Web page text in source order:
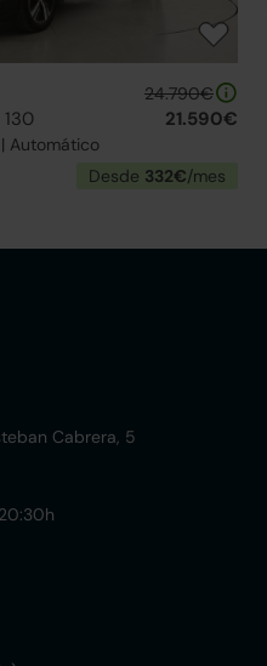
130
Automático
24.790€
21.590€
Desde 332€/mes
Cabrera, 5